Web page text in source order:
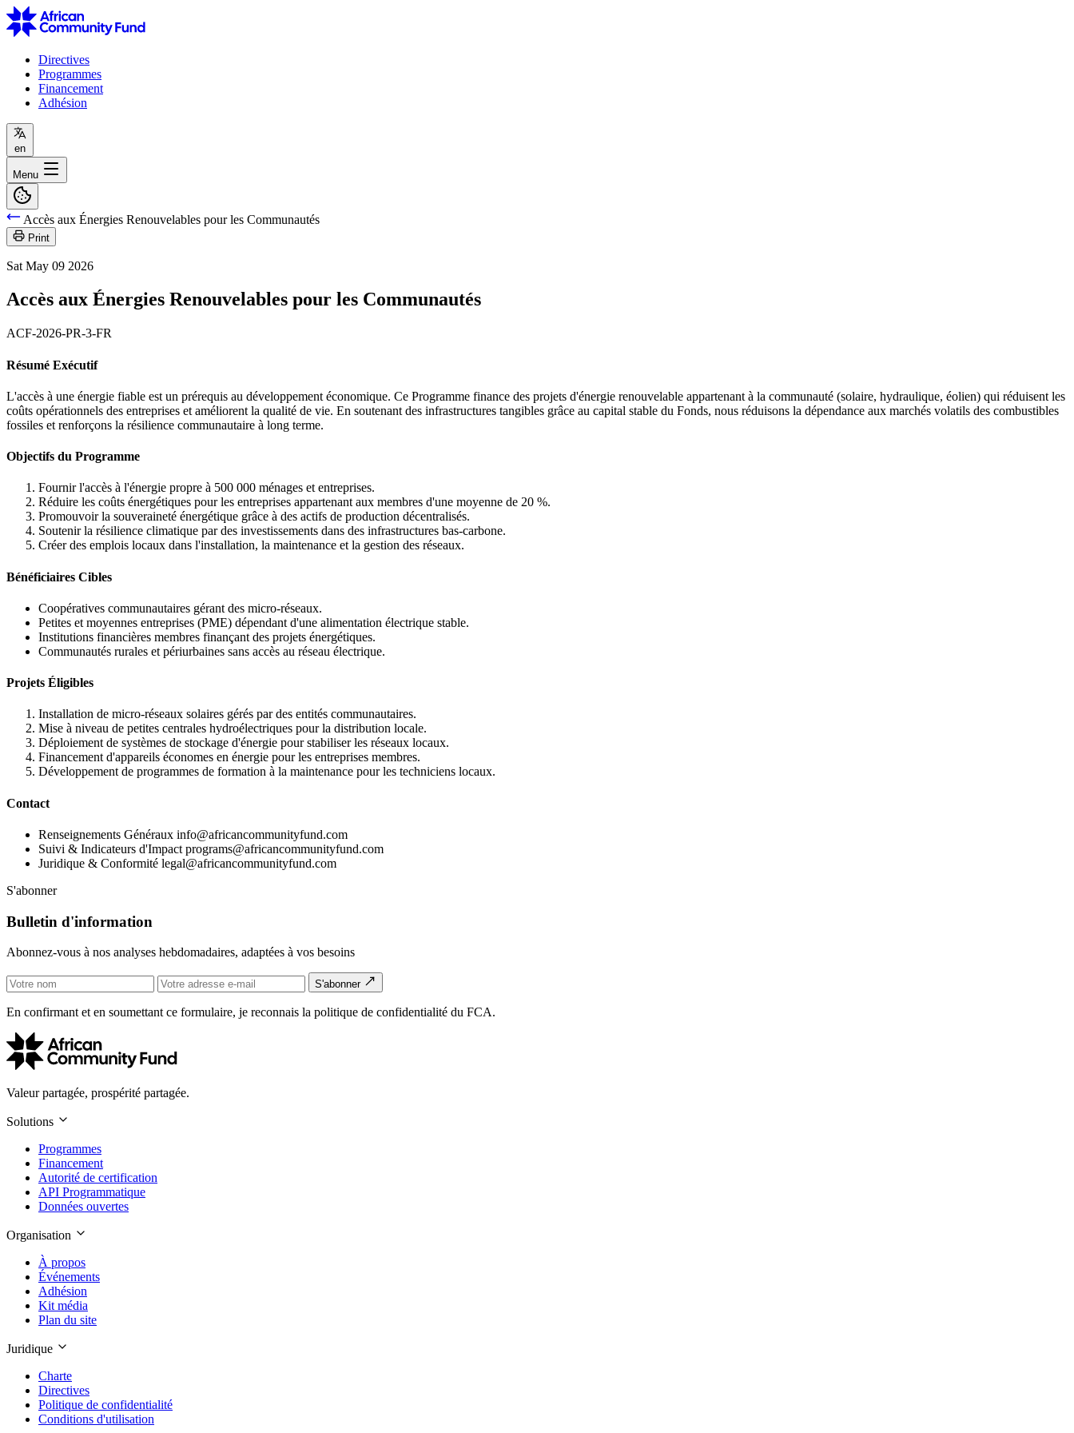
Directives
Programmes
Financement
Adhésion
en
Menu
Accès aux Énergies Renouvelables pour les Communautés
Print
Sat May 09 2026
Accès aux Énergies Renouvelables pour les Communautés
ACF-2026-PR-3-FR
Résumé Exécutif
L'accès à une énergie fiable est un prérequis au développement économique. Ce Programme finance des projets d'énergie renouvelable appartenant à la communauté (solaire, hydraulique, éolien) qui réduisent les
coûts opérationnels des entreprises et améliorent la qualité de vie. En soutenant des infrastructures tangibles grâce au capital stable du Fonds, nous réduisons la dépendance aux marchés volatils des combustibles
fossiles et renforçons la résilience communautaire à long terme.
Objectifs du Programme
Fournir l'accès à l'énergie propre à 500 000 ménages et entreprises.
Réduire les coûts énergétiques pour les entreprises appartenant aux membres d'une moyenne de 20 %.
Promouvoir la souveraineté énergétique grâce à des actifs de production décentralisés.
Soutenir la résilience climatique par des investissements dans des infrastructures bas-carbone.
Créer des emplois locaux dans l'installation, la maintenance et la gestion des réseaux.
Bénéficiaires Cibles
Coopératives communautaires gérant des micro-réseaux.
Petites et moyennes entreprises (PME) dépendant d'une alimentation électrique stable.
Institutions financières membres finançant des projets énergétiques.
Communautés rurales et périurbaines sans accès au réseau électrique.
Projets Éligibles
Installation de micro-réseaux solaires gérés par des entités communautaires.
Mise à niveau de petites centrales hydroélectriques pour la distribution locale.
Déploiement de systèmes de stockage d'énergie pour stabiliser les réseaux locaux.
Financement d'appareils économes en énergie pour les entreprises membres.
Développement de programmes de formation à la maintenance pour les techniciens locaux.
Contact
Renseignements Généraux info@africancommunityfund.com
Suivi & Indicateurs d'Impact programs@africancommunityfund.com
Juridique & Conformité legal@africancommunityfund.com
S'abonner
Bulletin d'information
Abonnez-vous à nos analyses hebdomadaires, adaptées à vos besoins
S'abonner
En confirmant et en soumettant ce formulaire, je reconnais la politique de confidentialité du FCA.
Valeur partagée, prospérité partagée.
Solutions
Programmes
Financement
Autorité de certification
API Programmatique
Données ouvertes
Organisation
À propos
Événements
Adhésion
Kit média
Plan du site
Juridique
Charte
Directives
Politique de confidentialité
Conditions d'utilisation